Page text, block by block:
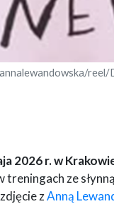
reel/
2026 r. w
treningach ze
zAnną